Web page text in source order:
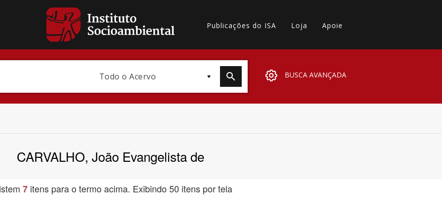
Publicações do ISA Loja Apoie
Todo o Acervo BUSCA AVANÇADA
Bioma / Bacia
CARVALHO, João Evangelista de
7 itens para o termo acima. Exibindo 50 itens por tela